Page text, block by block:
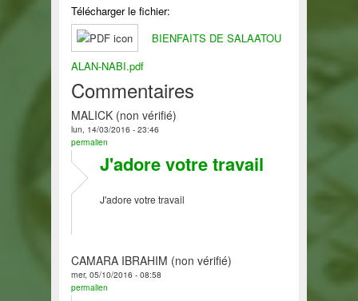
Télécharger le fichier:
BIENFAITS DE SALAATOU
ALAN-NABI.pdf
Commentaires
MALICK (non vérifié)
lun, 14/03/2016 - 23:46
permalien
J'adore votre travail
J'adore votre travail
CAMARA IBRAHIM (non vérifié)
mer, 05/10/2016 - 08:58
permalien